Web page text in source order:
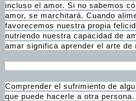
incluso el amor. Si no sabemos
amor, se marchitará. Cuando
favorecemos nuestra propia
nutriendo nuestra capacidad de
amar significa aprender el arte de
Comprender el sufrimiento de
que puede hacerle a otra